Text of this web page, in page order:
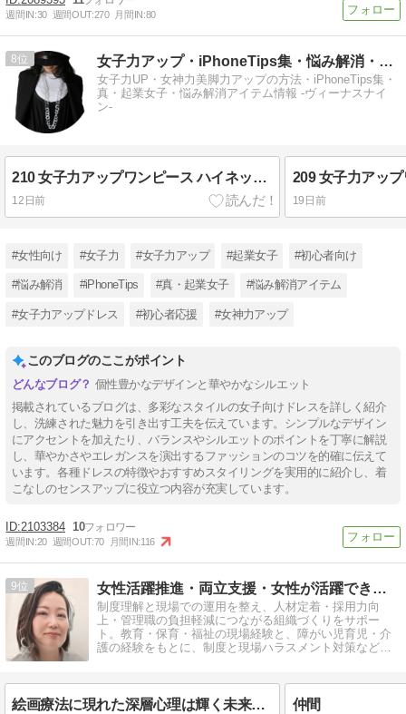
週間IN:30 週間OUT:270 月間IN:80
8 女子力アップ・iPhoneTips集・悩み解消・起業女子情報
女子力UP・女神力美脚力アップの方法・iPhoneTips集・
真・起業女子・悩み解消アイテム情報 -ヴィーナスナイ
ン-
210 女子力アップワンピース ハイネック カットアウトオープンバック ワンピース スイムウェア
12日前 19日前
#女性向け #女子力 #女子力アップ #起業女子 #初心者向け
#悩み解消 #iPhoneTips #真・起業女子 #悩み解消アイテム
#女子力アップドレス #初心者応援 #女神力アップ
このブログのここがポイント
個性豊かなデザインと華やかなシルエット
掲載されているブログは、多彩なスタイルの女子向けドレスを詳しく紹介
し、洗練された魅力を引き出す工夫を伝えています。シンプルなデザイン
にアクセントを加えたり、バランスやシルエットのポイントを丁寧に解説
し、華やかさやエレガンスを演出するファッションのコツを的確に伝えて
います。各種ドレスの特徴やおすすめスタイリングを実用的に紹介し、着
こなしのセンスアップに役立つ内容が充実しています。
2103384 10
週間IN:20 週間OUT:70 月間IN:116
9 女性活躍推進・両立支援・女性が活躍できる職場づくり
制度理解と現場での運用を整え、人材定着・採用力向
上・管理職の負担軽減につながる組織づくりをサポー
ト。教育・保育・福祉の現場経験と、障がい児育児・介
護の経験をもとに、制度と現場ハラスメント対策など、
絵画療法に現れた深層心理は輝く未来への片道切符 仲間